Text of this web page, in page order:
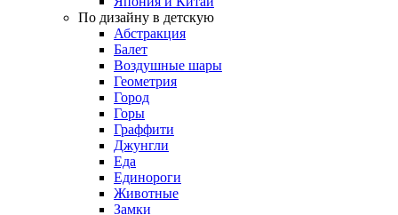
По дизайну в детскую
Абстракция
Балет
Воздушные шары
Геометрия
Город
Горы
Граффити
Джунгли
Еда
Единороги
Животные
Замки